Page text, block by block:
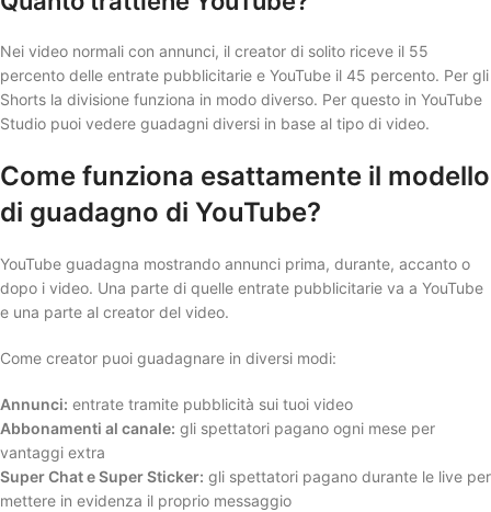
Nei video normali con annunci, il creator di solito riceve il 55
percento delle entrate pubblicitarie e YouTube il 45 percento. Per gli
Shorts la divisione funziona in modo diverso. Per questo in YouTube
Studio puoi vedere guadagni diversi in base al tipo di video.
Come funziona esattamente il modello
di guadagno di YouTube?
YouTube guadagna mostrando annunci prima, durante, accanto o
dopo i video. Una parte di quelle entrate pubblicitarie va a YouTube
e una parte al creator del video.
Come creator puoi guadagnare in diversi modi:
Annunci: entrate tramite pubblicità sui tuoi video
Abbonamenti al canale: gli spettatori pagano ogni mese per
vantaggi extra
Super Chat e Super Sticker: gli spettatori pagano durante le live per
mettere in evidenza il proprio messaggio